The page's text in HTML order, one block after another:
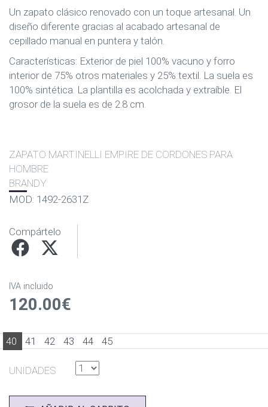
Un zapato clásico renovado con un toque artesanal. Un
diseño diferente gracias al acabado artesanal de
cepillado manual en puntera y talón.
Características: Exterior de piel 100% vacuno y forro
interior de 75% otros materiales y 25% textil. La suela es
100% sintética. La plantilla es acolchada y extraíble. El
grosor de la suela es de 2.8 cm.
ZAPATO MARTINELLI EMPIRE DE CORDONES PARA
HOMBRE
BRANDY
MOD: 1492-2631Z
Compártelo
IVA incluido
120.00€
40 41 42 43 44 45
UNIDADES